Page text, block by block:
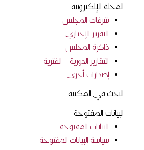
المجلة الإلكترونية
شرفات المجلس
التقرير الإخباري
ذاكرة المجلس
التقارير الدورية – الفترية
إصدارات أخرى
البحث في المكتبه
البيانات المفتوحة
البيانات المفتوحة
سياسة البيانات المفتوحة